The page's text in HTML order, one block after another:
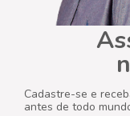
Cadastre-se e
antes de todo